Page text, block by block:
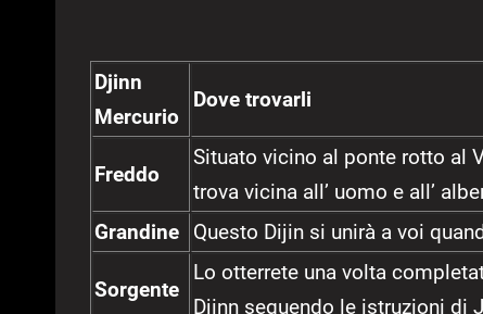
Djinn
Mercurio
Dove trovarli
Freddo
Situato vicino al ponte rotto al
trova vicina all’ uomo e all’
Grandine
Questo Dijin si unirà a voi
Sorgente
Lo otterrete una volta
Djinn seguendo le istruzioni di